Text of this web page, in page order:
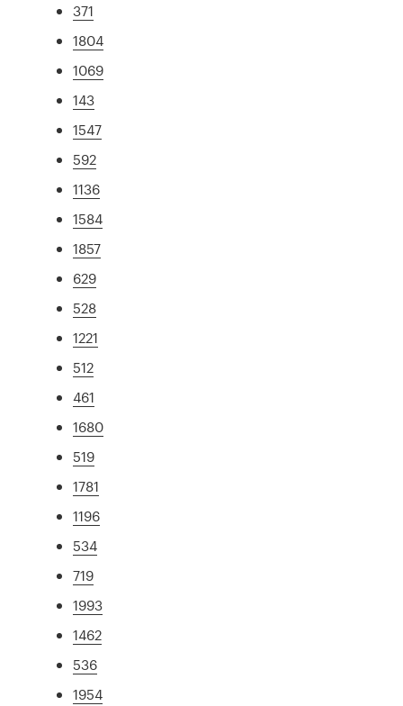
371
1804
1069
143
1547
592
1136
1584
1857
629
528
1221
512
461
1680
519
1781
1196
534
719
1993
1462
536
1954